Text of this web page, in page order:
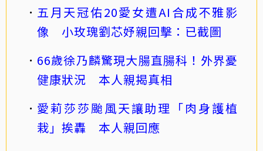
五月天冠佑20愛女遭AI合成不雅影
像 小玫瑰劉芯妤親回擊：已截圖
66歲徐乃麟驚現大腸直腸科！外界憂
健康狀況 本人親揭真相
愛莉莎莎颱風天讓助理「肉身護植
栽」挨轟 本人親回應